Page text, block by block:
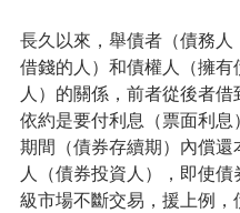
長久以來，舉債者（債務人
借錢的人）和債權人（擁有
人）的關係，前者從後者借
依約是要付利息（票面利息
期間（債券存續期）內償還
人（債券投資人），即使債
級市場不斷交易，援上例，